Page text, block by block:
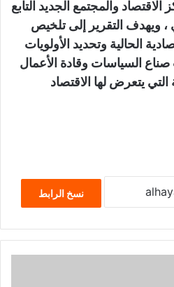
والمجتمع الجديد التابع
، ويهدف التقرير إلى تلخيص
الحالية وتحديد الأولويات
السياسات وقادة الأعمال
يتعرض لها الاقتصاد
نسخ الرابط